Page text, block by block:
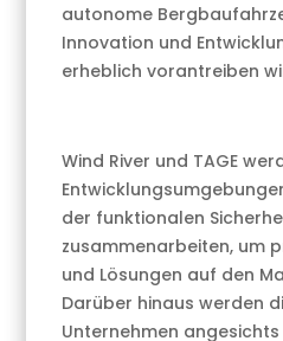
autonome
Innovation und
erheblich vorantreiben
Wind River und TAGE
der funktionalen
zusammenarbeiten, um
und Lösungen auf den
Darüber hinaus werden
Unternehmen